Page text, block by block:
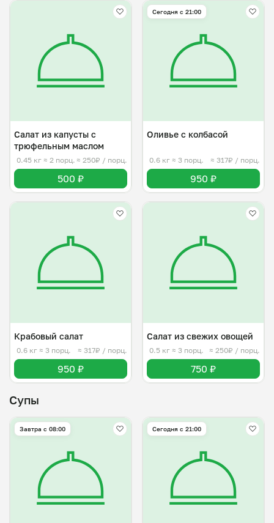
Салат из капусты с
трюфельным маслом
0.45 кг ≈ 2 порц. ≈ 250₽ / порц.
500 ₽
Сегодня с 21:00
Оливье с колбасой
0.6 кг ≈ 3 порц. ≈ 317₽ / порц.
950 ₽
Крабовый салат
0.6 кг ≈ 3 порц. ≈ 317₽ / порц.
950 ₽
Салат из свежих овощей
0.5 кг ≈ 3 порц. ≈ 250₽ / порц.
750 ₽
Супы
Завтра c 08:00 Сегодня с 21:00